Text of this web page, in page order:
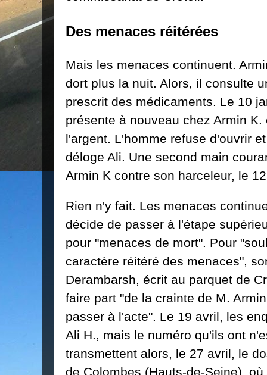
Des menaces réitérées
Mais les menaces continuent.
dort plus la nuit. Alors, il consulte
prescrit des médicaments. Le 10
présente à nouveau chez Armin
l'argent. L'homme refuse d'ouvrir
déloge Ali. Une second main
Armin K contre son harceleur, le
Rien n'y fait. Les menaces
décide de passer à l'étape
pour "menaces de mort". Pour
caractère réitéré des menaces",
Derambarsh, écrit au parquet de
faire part "de la crainte de M.
passer à l'acte". Le 19 avril, les
Ali H., mais le numéro qu'ils ont
transmettent alors, le 27 avril, le
de Colombes (Hauts-de-Seine),